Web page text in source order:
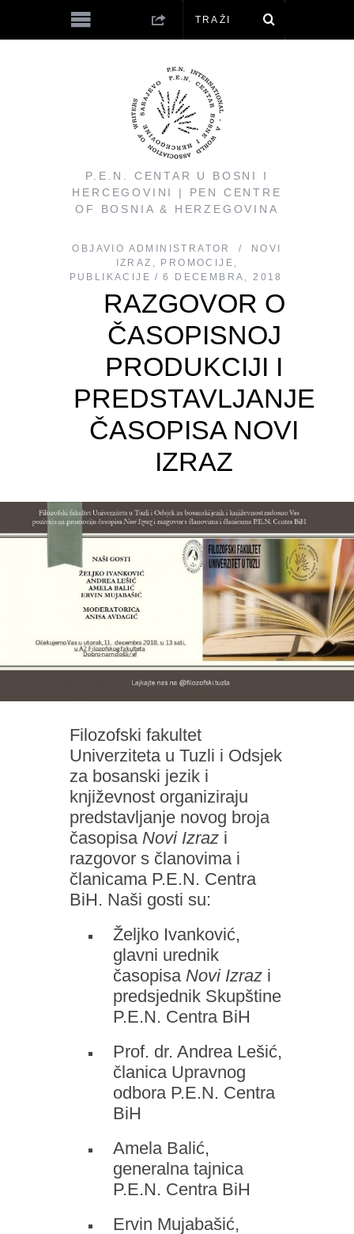
P.E.N. CENTAR U BOSNI I
HERCEGOVINI | PEN CENTRE
OF BOSNIA & HERZEGOVINA
OBJAVIO ADMINISTRATOR
NOVI
IZRAZ , PROMOCIJE ,
PUBLIKACIJE
6 DECEMBRA, 2018
RAZGOVOR O
ČASOPISNOJ
PRODUKCIJI I
PREDSTAVLJANJE
ČASOPISA NOVI
IZRAZ
Filozofski fakultet
Univerziteta u Tuzli i Odsjek
za bosanski jezik i
književnost organiziraju
predstavljanje novog broja
časopisa Novi Izrazi
razgovor s članovima i
članicama P.E.N. Centra
BiH. Naši gosti su:
Željko Ivanković,
glavni urednik
časopisa Novi Izrazi
predsjednik Skupštine
P.E.N. Centra BiH
Prof. dr. Andrea Lešić,
članica Upravnog
odbora P.E.N. Centra
BiH
Amela Balić,
generalna tajnica
P.E.N. Centra BiH
Ervin Mujabašić,